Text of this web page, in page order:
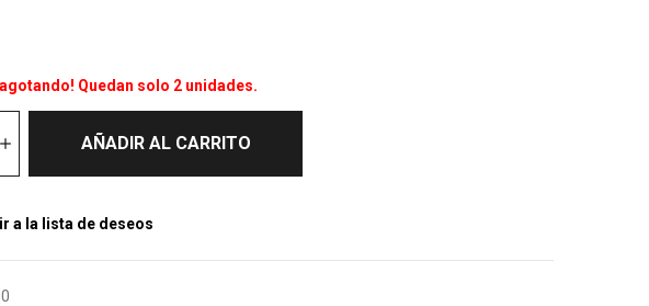
agotando! Quedan solo 2 unidades.
AÑADIR AL CARRITO
a la lista de deseos